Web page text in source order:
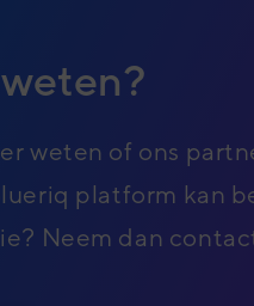
weten of ons
platform kan
Neem dan